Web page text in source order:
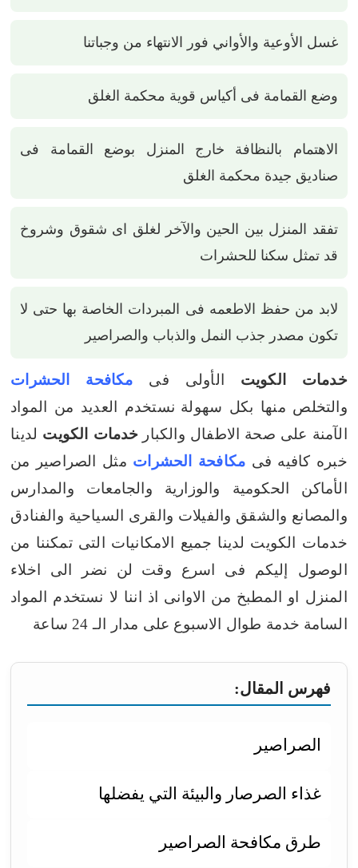
غسل الأوعية والأواني فور الانتهاء من وجباتنا
وضع القمامة فى أكياس قوية محكمة الغلق
الاهتمام بالنظافة خارج المنزل بوضع القمامة فى
صناديق جيدة محكمة الغلق
تفقد المنزل بين الحين والآخر لغلق اى شقوق وشروخ
قد تمثل سكنا للحشرات
لابد من حفظ الاطعمه فى المبردات الخاصة بها حتى لا
تكون مصدر جذب النمل والذباب والصراصير
خدمات الكويت الأولى فى مكافحة الحشرات
والتخلص منها بكل سهولة نستخدم العديد من المواد
الآمنة على صحة الاطفال والكبار خدمات الكويت لدينا
خبره كافيه فى مكافحة الحشرات مثل الصراصير من
الأماكن الحكومية والوزارية والجامعات والمدارس
والمصانع والشقق والفيلات والقرى السياحية والفنادق
خدمات الكويت لدينا جميع الامكانيات التى تمكننا من
الوصول إليكم فى اسرع وقت
لن نضر الى اخلاء
المنزل او المطبخ من الاوانى اذ اننا لا نستخدم المواد
السامة خدمة طوال الاسبوع على مدار الـ 24 ساعة
فهرس المقال:
الصراصير
غذاء الصرصار والبيئة التي يفضلها
طرق مكافحة الصراصير